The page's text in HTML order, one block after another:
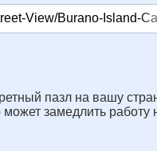
пазл на вашу
может замедлить